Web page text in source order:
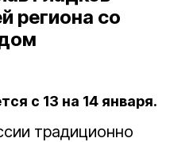
региона со
с 13 на 14 января.
традиционно